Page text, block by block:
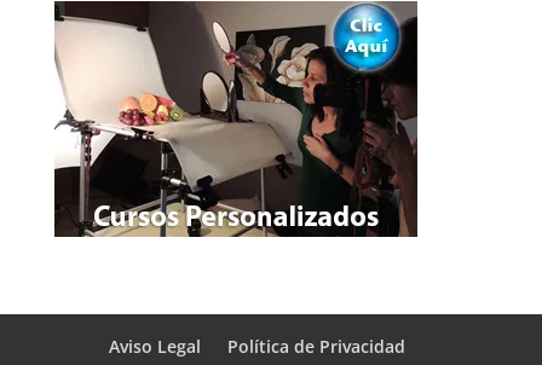
Aviso Legal
Política de Privacidad